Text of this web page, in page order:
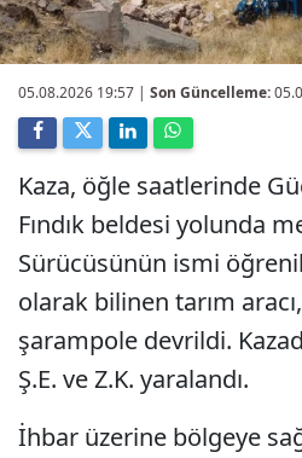
05.08.2026 19:57 | Son Güncelleme:
Kaza, öğle saatlerinde
Fındık beldesi yolunda
Sürücüsünün ismi
olarak bilinen tarım
şarampole devrildi.
Ş.E. ve Z.K. yaralandı.
İhbar üzerine bölgeye